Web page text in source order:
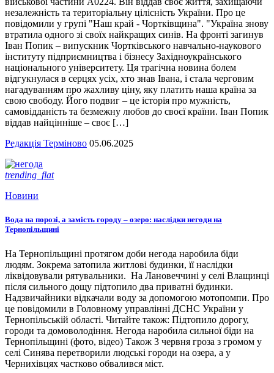
незалежність та територіальну цілісність України. Про це
повідомили у групі "Наш край - Чортківщина". "Україна знову
втратила одного зі своїх найкращих синів. На фронті загинув
Іван Попик – випускник Чортківського навчально-наукового
інституту підприємництва і бізнесу Західноукраїнського
національного університету. Ця трагічна новина болем
відгукнулася в серцях усіх, хто знав Івана, і стала черговим
нагадуванням про жахливу ціну, яку платить наша країна за
свою свободу. Його подвиг – це історія про мужність,
самовідданість та безмежну любов до своєї країни. Іван Попик
віддав найцінніше – своє […]
Редакція Терміново 05.06.2025
trending_flat
Новини
Вода на порозі, а замість городу – озеро: наслідки негоди на
Тернопільщині
На Тернопільщині протягом доби негода наробила біди
людям. Зокрема затопила житлові будинки, її наслідки
ліквідовували рятувальники. На Лановеччині у селі Влащинці
після сильного дощу підтопило два приватні будинки.
Надзвичайники відкачали воду за допомогою мотопомпи. Про
це повідомили в Головному управлінні ДСНС України у
Тернопільській області. Читайте також: Підтопило дорогу,
городи та домоволодіння. Негода наробила сильної біди на
Тернопільщині (фото, відео) Також 3 червня гроза з громом у
селі Синява перетворили людські городи на озера, а у
Чернихівцях частково обвалився міст.